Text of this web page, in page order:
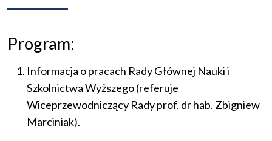
Program:
Informacja o pracach Rady Głównej Nauki i
Szkolnictwa Wyższego (referuje
Wiceprzewodniczący Rady prof. dr hab. Zbigniew
Marciniak).